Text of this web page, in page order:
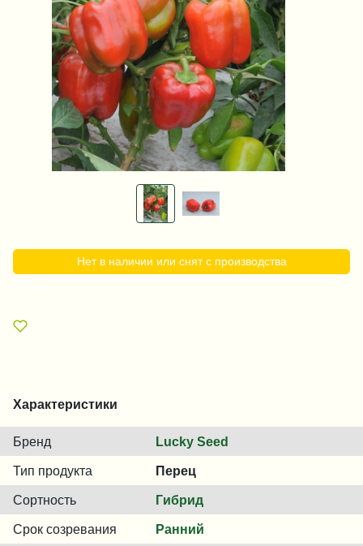
Нет в наличии или снят с производства
Характеристики
Бренд Lucky Seed
Тип продукта Перец
Сортность Гибрид
Срок созревания Ранний